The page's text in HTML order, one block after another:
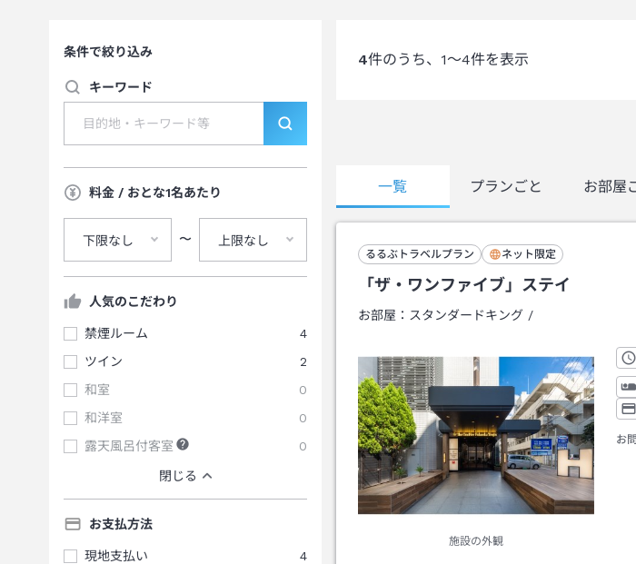
条件で絞り込み
キーワード
料金 / おとな1名あたり
下限なし 〜 上限なし
人気のこだわり
禁煙ルーム
4
ツイン
2
和室
0
和洋室
0
露天風呂付客室
0
閉じる
お支払方法
現地支払い
4
4件のうち、 1～4件を表示
一覧 プランごと お部屋
るるぶトラベルプラン ネット限定
「ザ・ワンファイブ」ステイ
お部屋： スタンダードキング /
施設の外観
お